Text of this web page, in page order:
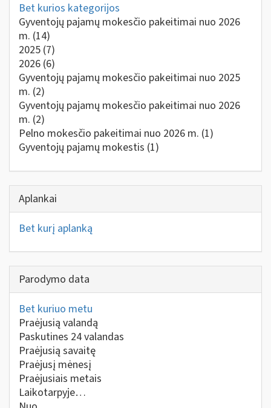
Bet kurios kategorijos
Gyventojų pajamų mokesčio pakeitimai nuo 2026
m. (14)
2025 (7)
2026 (6)
Gyventojų pajamų mokesčio pakeitimai nuo 2025
m. (2)
Gyventojų pajamų mokesčio pakeitimai nuo 2026
m. (2)
Pelno mokesčio pakeitimai nuo 2026 m. (1)
Gyventojų pajamų mokestis (1)
Aplankai
Bet kurį aplanką
Parodymo data
Bet kuriuo metu
Praėjusią valandą
Paskutines 24 valandas
Praėjusią savaitę
Praėjusį mėnesį
Praėjusiais metais
Laikotarpyje…